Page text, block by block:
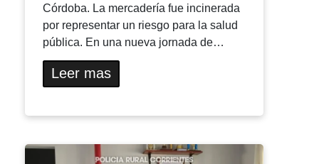
Córdoba. La mercadería fue incinerada
por representar un riesgo para la salud
pública. En una nueva jornada de…
Leer mas